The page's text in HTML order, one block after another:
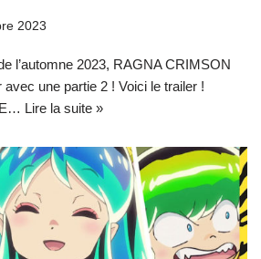
2023
l’automne 2023, RAGNA CRIMSON
une partie 2 ! Voici le trailer !
Lire la suite »